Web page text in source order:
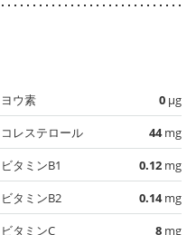
ヨウ素 0 µg
コレステロール
44mg
ビタミンB1
0.12 mg
ビタミンB2
0.14mg
ビタミンC
8 mg